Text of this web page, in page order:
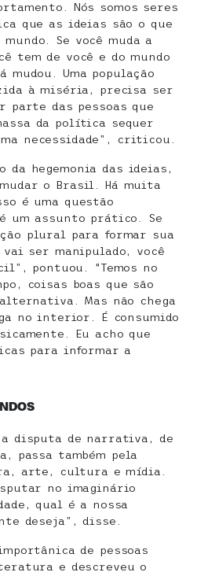
Nós somos seres
que as ideias são o que
Se você muda a
tem de você e do mundo
mudou. Uma população
à miséria, precisa ser
parte das pessoas que
da política sequer
necessidade”, criticou.
da hegemonia das ideias,
o Brasil. Há muita
é uma questão
um assunto prático. Se
plural para formar sua
ser manipulado, você
pontuou. “Temos no
coisas boas que são
Mas não chega
no interior. É consumido
Eu acho que
para informar a
a disputa de narrativa, de
passa também pela
arte, cultura e mídia.
no imaginário
qual é a nossa
deseja”, disse.
de pessoas
e descreveu o